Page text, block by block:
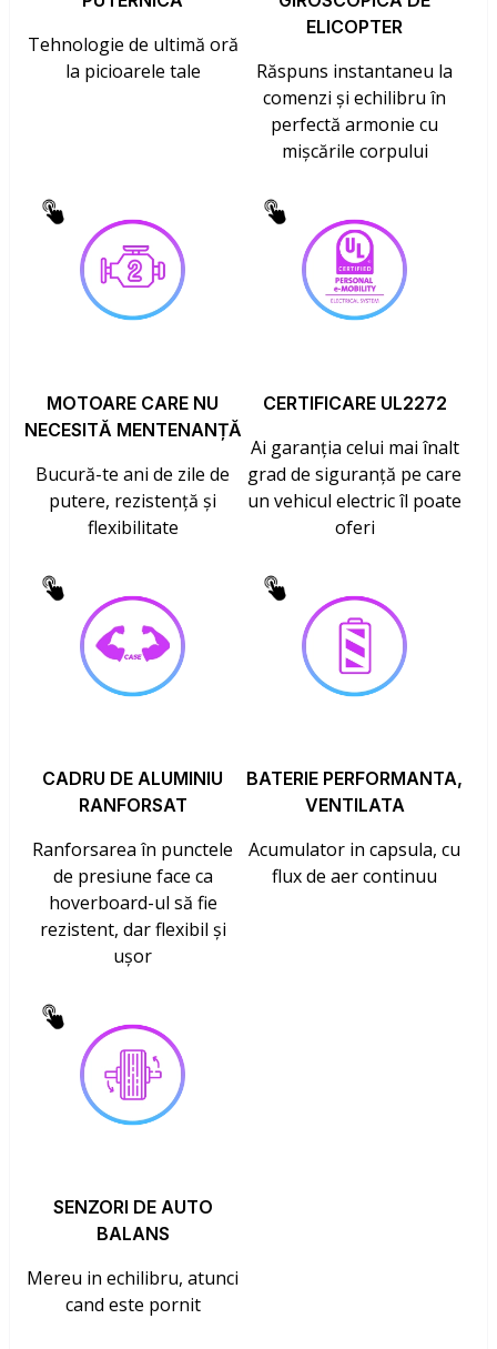
Tehnologie de ultimă oră
la picioarele tale
ELICOPTER
Răspuns instantaneu la
comenzi și echilibru în
perfectă armonie cu
mișcările corpului
MOTOARE CARE NU
NECESITĂ MENTENANȚĂ
Bucură-te ani de zile de
putere, rezistență și
flexibilitate
CERTIFICARE UL2272
Ai garanția celui mai înalt
grad de siguranță pe care
un vehicul electric îl poate
oferi
CADRU DE ALUMINIU
RANFORSAT
Ranforsarea în punctele
de presiune face ca
hoverboard-ul să fie
rezistent, dar flexibil și
ușor
BATERIE PERFORMANTA,
VENTILATA
Acumulator in capsula, cu
flux de aer continuu
SENZORI DE AUTO
BALANS
Mereu in echilibru, atunci
cand este pornit